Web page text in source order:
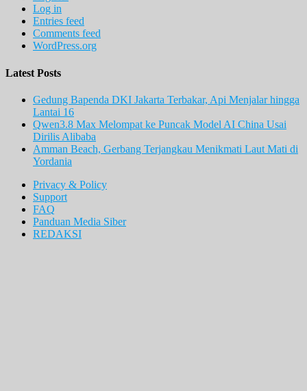
Log in
Entries feed
Comments feed
WordPress.org
Latest Posts
Gedung Bapenda DKI Jakarta Terbakar, Api Menjalar hingga
Lantai 16
Qwen3.8 Max Melompat ke Puncak Model AI China Usai
Dirilis Alibaba
Amman Beach, Gerbang Terjangkau Menikmati Laut Mati di
Yordania
Privacy & Policy
Support
FAQ
Panduan Media Siber
REDAKSI